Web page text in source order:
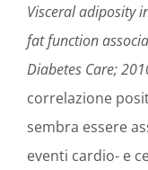
Visceral adiposity
fat function
Diabetes Care;
correlazione
sembra essere
eventi cardio- e